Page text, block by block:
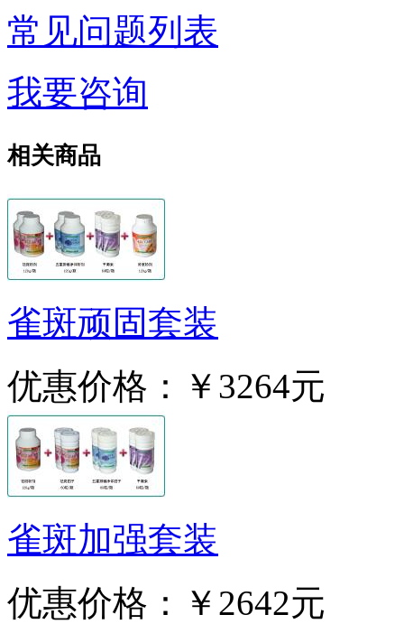
常见问题列表
我要咨询
相关商品
雀斑顽固套装
优惠价格：
￥3264元
雀斑加强套装
优惠价格：
￥2642元